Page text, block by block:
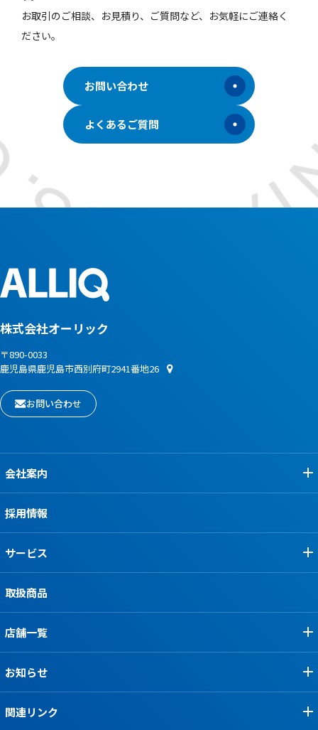
お取引のご相談、お見積り、ご質問など、お気軽にご連絡く
ださい。
お問い合わせ
よくあるご質問
株式会社オーリック
〒890-0033
鹿児島県鹿児島市西別府町2941番地26
お問い合わせ
会社案内
採用情報
サービス
取扱商品
店舗一覧
お知らせ
関連リンク